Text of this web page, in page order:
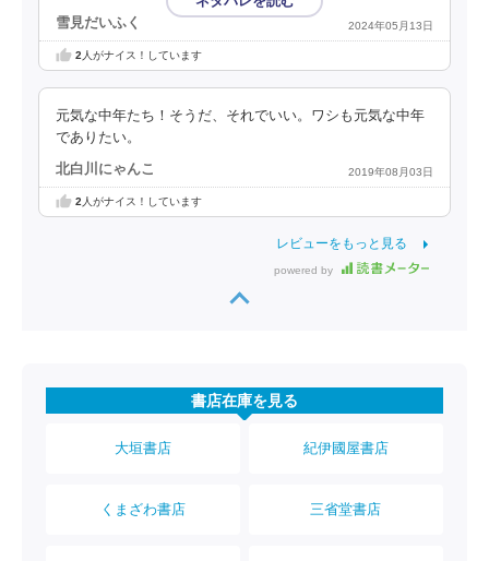
雪見だいふく 2024年05月13日
2 人がナイス！しています
元気な中年たち！そうだ、それでいい。ワシも元気な中年
でありたい。
北白川にゃんこ 2019年08月03日
2 人がナイス！しています
レビューをもっと見る
powered by
書店在庫を見る
大垣書店 紀伊國屋書店
くまざわ書店 三省堂書店